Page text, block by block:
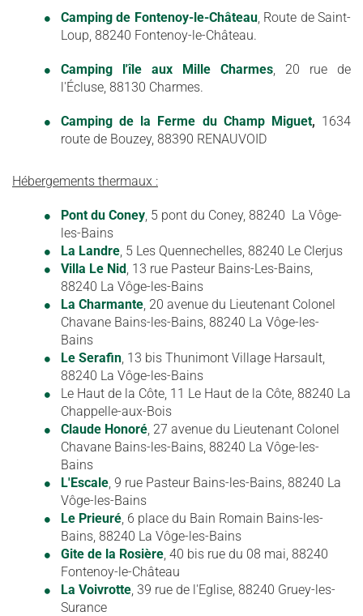
Camping de Fontenoy-le-Château, Route de Saint-
Loup, 88240 Fontenoy-le-Château.
Camping l'île aux Mille Charmes, 20 rue de
l'Écluse, 88130 Charmes.
Camping de la Ferme du Champ Miguet, 1634
route de Bouzey, 88390 RENAUVOID
Hébergements thermaux :
Pont du Coney, 5 pont du Coney, 88240 La Vôge-
les-Bains
La Landre, 5 Les Quennechelles, 88240 Le Clerjus
Villa Le Nid, 13 rue Pasteur Bains-Les-Bains,
88240 La Vôge-les-Bains
La Charmante, 20 avenue du Lieutenant Colonel
Chavane Bains-les-Bains, 88240 La Vôge-les-
Bains
Le Serafin, 13 bis Thunimont Village Harsault,
88240 La Vôge-les-Bains
Le Haut de la Côte, 11 Le Haut de la Côte, 88240 La
Chappelle-aux-Bois
Claude Honoré, 27 avenue du Lieutenant Colonel
Chavane Bains-les-Bains, 88240 La Vôge-les-
Bains
L'Escale, 9 rue Pasteur Bains-les-Bains, 88240 La
Vôge-les-Bains
Le Prieuré, 6 place du Bain Romain Bains-les-
Bains, 88240 La Vôge-les-Bains
Gite de la Rosière, 40 bis rue du 08 mai, 88240
Fontenoy-le-Château
La Voivrotte, 39 rue de l'Eglise, 88240 Gruey-les-
Surance